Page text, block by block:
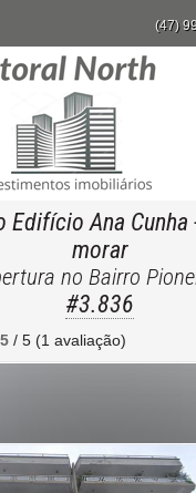
(47)
Edifício Ana Cunha
morar
no Bairro
#3.836
5 / 5 (1 avaliação)